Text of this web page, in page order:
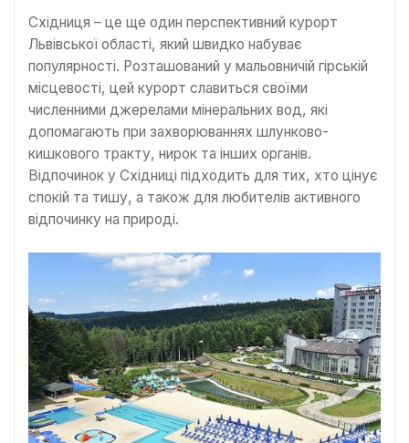
Східниця – це ще один перспективний курорт
Львівської області, який швидко набуває
популярності. Розташований у мальовничій гірській
місцевості, цей курорт славиться своїми
численними джерелами мінеральних вод, які
допомагають при захворюваннях шлунково-
кишкового тракту, нирок та інших органів.
Відпочинок у Східниці підходить для тих, хто цінує
спокій та тишу, а також для любителів активного
відпочинку на природі.